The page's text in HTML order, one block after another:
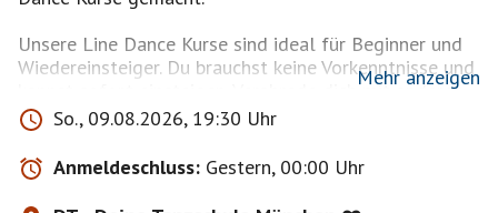
Unsere Line Dance Kurse sind ideal für Beginner und
Wiedereinsteiger. Du brauchst keine Vorkenntnisse und
kannst sofort einsteigen. Verabrede dich mit anderen
aus der Community und starte gemeinsam!
[+] Der Kurs ist in drei unabhängige Monatsblöcke
aufgebaut. Das gibt dir Struktur – aber keine Fesseln.
Mehr anzeigen
So., 09.08.2026, 19:30 Uhr
Anmeldeschluss: Gestern, 00:00 Uhr